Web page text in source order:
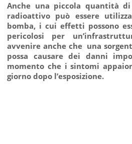
Anche una piccola quantità
radioattivo può essere
bomba, i cui effetti possono
pericolosi per
avvenire anche che una
possa causare dei danni
momento che i sintomi
giorno dopo l’esposizione.